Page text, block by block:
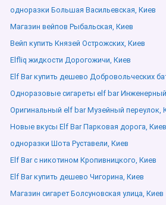
одноразки Большая Васильевская, Киев
Магазин вейпов Рыбальская, Киев
Вейп купить Князей Острожских, Киев
Elfliq жидкости Дорогожичи, Киев
Elf Bar купить дешево Добровольческих
Одноразовые сигареты elf bar
Оригинальный elf bar Музейный переулок,
Новые вкусы Elf Bar Парковая дорога, Киев
одноразки Шота Руставели, Киев
Elf Bar с никотином Кропивницкого, Киев
Elf Bar купить дешево Чигорина, Киев
Магазин сигарет Болсуновская улица, Киев